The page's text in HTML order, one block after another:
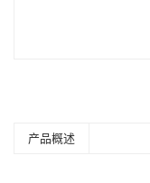
产品概述